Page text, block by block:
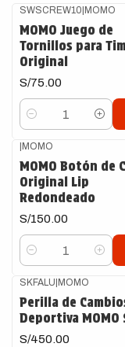
SWSCREW10|MOMO
MOMO Juego de
Tornillos para
Original
S/75.00
Cantidad
|MOMO
MOMO Botón de
Original Lip
Redondeado
S/150.00
Cantidad
SKFALU|MOMO
Perilla de
Deportiva MOMO
S/450.00